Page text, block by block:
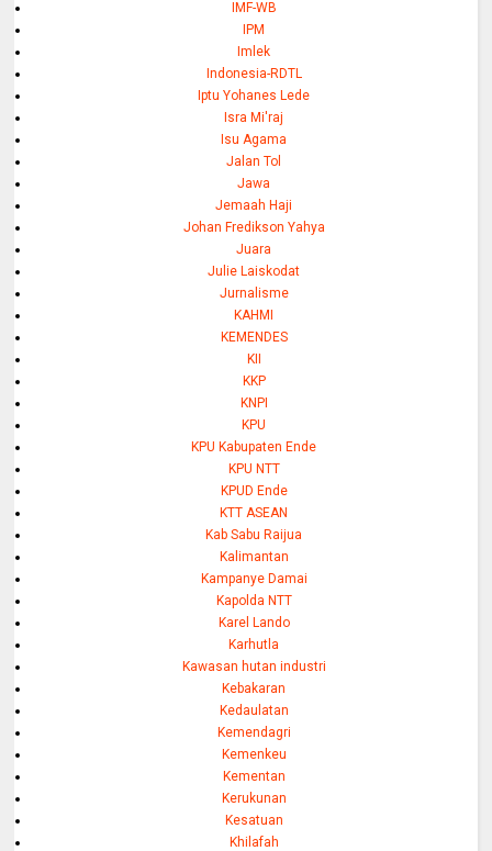
IMF-WB
IPM
Imlek
Indonesia-RDTL
Iptu Yohanes Lede
Isra Mi'raj
Isu Agama
Jalan Tol
Jawa
Jemaah Haji
Johan Fredikson Yahya
Juara
Julie Laiskodat
Jurnalisme
KAHMI
KEMENDES
KII
KKP
KNPI
KPU
KPU Kabupaten Ende
KPU NTT
KPUD Ende
KTT ASEAN
Kab Sabu Raijua
Kalimantan
Kampanye Damai
Kapolda NTT
Karel Lando
Karhutla
Kawasan hutan industri
Kebakaran
Kedaulatan
Kemendagri
Kemenkeu
Kementan
Kerukunan
Kesatuan
Khilafah